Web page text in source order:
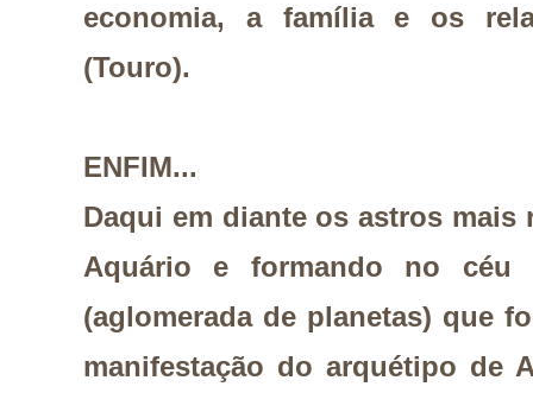
economia, a família e os
(Touro).
ENFIM...
Daqui em diante os astros mais
Aquário e formando no céu
(aglomerada de planetas) que
manifestação do arquétipo de